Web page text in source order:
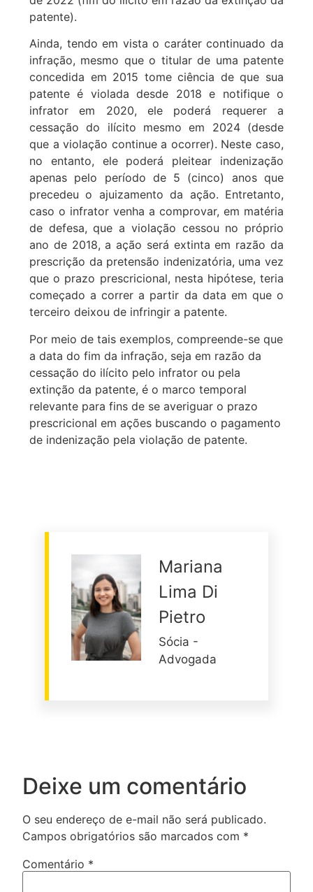
patente).
Ainda, tendo em vista o caráter continuado da
infração, mesmo que o titular de uma patente
concedida em 2015 tome ciência de que sua
patente é violada desde 2018 e notifique o
infrator em 2020, ele poderá requerer a
cessação do ilícito mesmo em 2024 (desde
que a violação continue a ocorrer). Neste caso,
no entanto, ele poderá pleitear indenização
apenas pelo período de 5 (cinco) anos que
precedeu o ajuizamento da ação. Entretanto,
caso o infrator venha a comprovar, em matéria
de defesa, que a violação cessou no próprio
ano de 2018, a ação será extinta em razão da
prescrição da pretensão indenizatória, uma vez
que o prazo prescricional, nesta hipótese, teria
começado a correr a partir da data em que o
terceiro deixou de infringir a patente.
Por meio de tais exemplos, compreende-se que
a data do fim da infração, seja em razão da
cessação do ilícito pelo infrator ou pela
extinção da patente, é o marco temporal
relevante para fins de se averiguar o prazo
prescricional em ações buscando o pagamento
de indenização pela violação de patente.
Mariana
Lima Di
Pietro
Sócia -
Advogada
Deixe um comentário
O seu endereço de e-mail não será publicado.
Campos obrigatórios são marcados com *
Comentário *